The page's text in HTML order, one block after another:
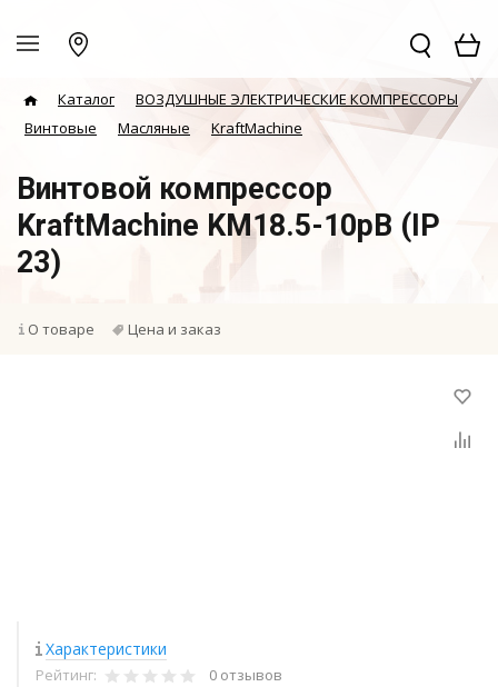
Каталог
ВОЗДУШНЫЕ ЭЛЕКТРИЧЕСКИЕ КОМПРЕССОРЫ
Винтовые
Масляные KraftMachine
Винтовой компрессор
KraftMachine KM18.5-10рВ (IP
23)
О товаре Цена и заказ
Характеристики
Рейтинг: 0 отзывов